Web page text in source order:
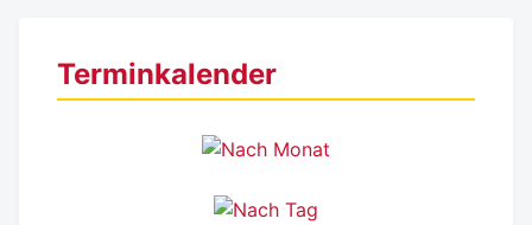
Terminkalender